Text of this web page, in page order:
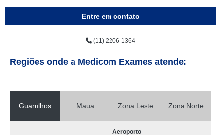
tomografia tórax com contraste preço Aricanduva
tomografia para tumor cerebral preço Penha de França
tomografia renal Carandiru
tomografia intestinal Anália Franco
Entre em contato
(11) 2206-1364
Regiões onde a Medicom Exames atende:
Guarulhos Maua Zona Leste Zona Norte
Aeroporto